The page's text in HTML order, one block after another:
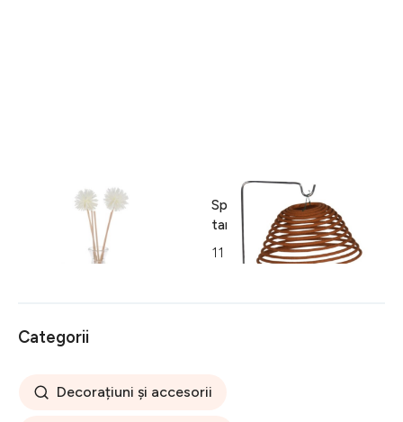
Set aromoterapie cu tava, 6
piese, polipropilena/sticla
Spirala parfumata anti
tantari pentru exterior
11 lei
Categorii
Decorațiuni și accesorii